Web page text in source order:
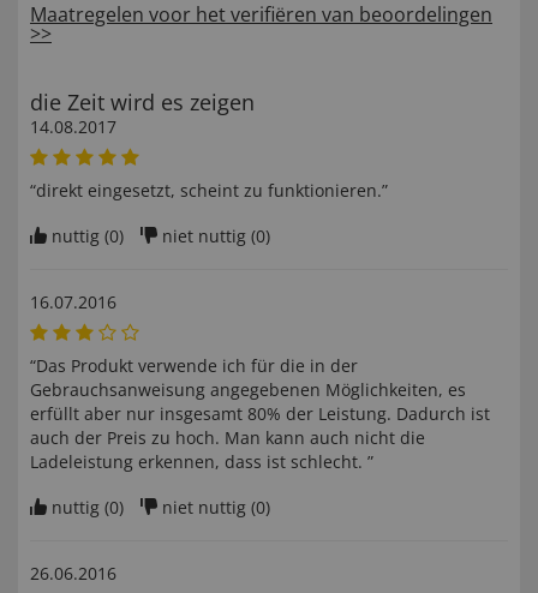
Maatregelen voor het verifiëren van beoordelingen
>>
die Zeit wird es zeigen
14.08.2017
“direkt eingesetzt, scheint zu funktionieren.”
nuttig (0) niet nuttig (0)
16.07.2016
“Das Produkt verwende ich für die in der
Gebrauchsanweisung angegebenen Möglichkeiten, es
erfüllt aber nur insgesamt 80% der Leistung. Dadurch ist
auch der Preis zu hoch. Man kann auch nicht die
Ladeleistung erkennen, dass ist schlecht. ”
nuttig (0) niet nuttig (0)
26.06.2016